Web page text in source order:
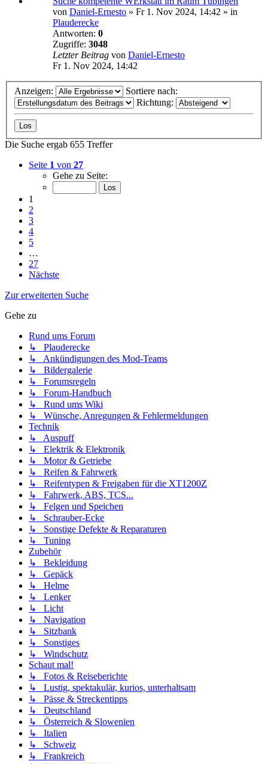
von Daniel-Ernesto » Fr 1. Nov 2024, 14:42 » in
Plauderecke
Antworten: 0
Zugriffe: 3048
Letzter Beitrag von Daniel-Ernesto
Fr 1. Nov 2024, 14:42
Anzeigen:
Sortiere nach:
Richtung:
Die Suche ergab 655 Treffer
Seite 1 von 27
Gehe zu Seite:
1
2
3
4
5
…
27
Nächste
Zur erweiterten Suche
Gehe zu
Rund ums Forum
↳ Plauderecke
↳ Ankündigungen des Mod-Teams
↳ Bildergalerie
↳ Forumsregeln
↳ Forum-Handbuch
↳ Rund ums Wiki
↳ Wünsche, Anregungen & Fehlermeldungen
Technik
↳ Auspuff
↳ Elektrik & Elektronik
↳ Motor & Getriebe
↳ Reifen & Fahrwerk
↳ Reifentypen & Freigaben für die XT1200Z
↳ Fahrwerk, ABS, TCS...
↳ Felgen und Speichen
↳ Schrauber-Ecke
↳ Sonstige Defekte & Reparaturen
↳ Tuning
Zubehör
↳ Bekleidung
↳ Gepäck
↳ Helme
↳ Lenker
↳ Licht
↳ Navigation
↳ Sitzbank
↳ Sonstiges
↳ Windschutz
Schaut mal!
↳ Fotos & Reiseberichte
↳ Lustig, spektakulär, kurios, unterhaltsam
↳ Pässe & Streckentipps
↳ Deutschland
↳ Österreich & Slowenien
↳ Italien
↳ Schweiz
↳ Frankreich